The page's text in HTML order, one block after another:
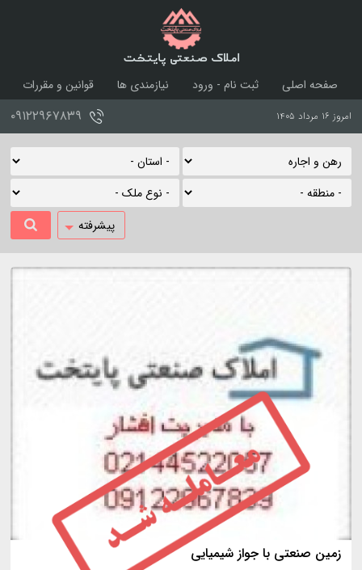
املاک صنعتی پایتخت
صفحه اصلی ثبت نام - ورود نیازمندی ها
قوانین و مقررات
امروز ۱۶ مرداد ۱۴۰۵ ۰۹۱۲۲۹۶۷۸۳۹
پیشرفته
زمین صنعتی با جواز شیمیایی